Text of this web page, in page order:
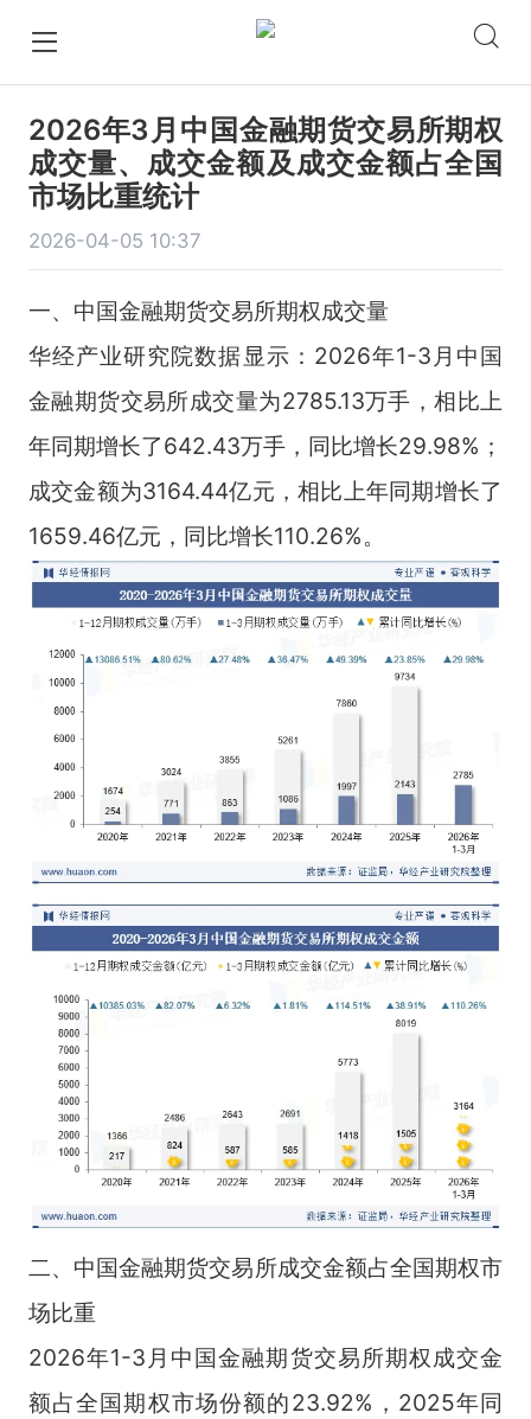
2026年3月中国金融期货交易所期权
成交量、成交金额及成交金额占全国
市场比重统计
2026-04-05 10:37
一、中国金融期货交易所期权成交量
华经产业研究院数据显示：2026年1-3月中国
金融期货交易所成交量为2785.13万手，相比上
年同期增长了642.43万手，同比增长29.98%；
成交金额为3164.44亿元，相比上年同期增长了
1659.46亿元，同比增长110.26%。
二、中国金融期货交易所成交金额占全国期权市
场比重
2026年1-3月中国金融期货交易所期权成交金
额占全国期权市场份额的23.92%，2025年同